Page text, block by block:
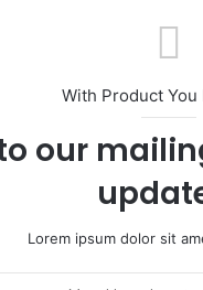
With Product You
our
Lorem ipsum dolor sit